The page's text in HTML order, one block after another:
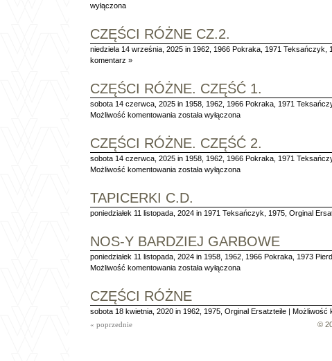
wyłączona
CZĘŚCI RÓŻNE CZ.2.
niedziela 14 września, 2025 in 1962, 1966 Pokraka, 1971 Teksańczyk,
komentarz »
CZĘŚCI RÓŻNE. CZĘŚĆ 1.
sobota 14 czerwca, 2025 in 1958, 1962, 1966 Pokraka, 1971
Możliwość komentowania Części
Część
1.
została wyłączona
CZĘŚCI RÓŻNE. CZĘŚĆ 2.
sobota 14 czerwca, 2025 in 1958, 1962, 1966 Pokraka, 1971
Możliwość komentowania Części
Część
2.
została wyłączona
TAPICERKI C.D.
poniedziałek 11 listopada, 2024 in 1971 Teksańczyk, 1975, Orginal
NOS-Y BARDZIEJ GARBOWE
poniedziałek 11 listopada, 2024 in 1958, 1962, 1966 Pokraka, 1973
Możliwość komentowania Nos-
bardziej
garbowe
została wyłączona
CZĘŚCI RÓŻNE
sobota 18 kwietnia, 2020 in 1962, 1975, Orginal Ersatzteile Możliwość
« poprzednie
©